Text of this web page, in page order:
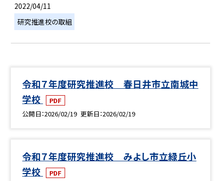
2022/04/11
研究推進校の取組
令和７年度研究推進校 春日井市立南城中
学校
PDF
公開日 2026/02/19 更新日 2026/02/19
令和７年度研究推進校 みよし市立緑丘小
学校
PDF